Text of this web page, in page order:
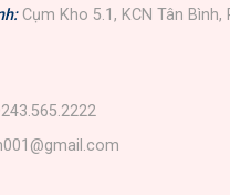
Cụm Kho 5.1, KCN Tân Bình,